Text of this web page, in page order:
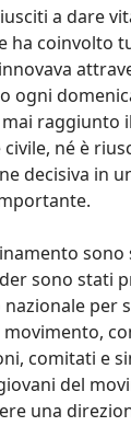
a dare
ha coinvolto
ogni
raggiunto
né è
decisiva in
sono stati
per
movimento,
comitati e
del
una